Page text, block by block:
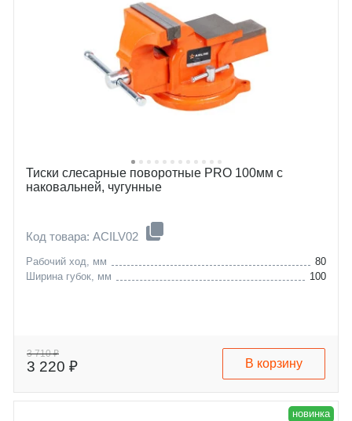
Тиски слесарные поворотные PRO 100мм с
наковальней, чугунные
Код товара: ACILV02
Рабочий ход, мм
80
Ширина губок, мм
100
3 710 ₽
3 220 ₽ В корзину
новинка